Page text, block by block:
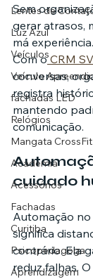
Lentes de
Luz Azul
Veículos
Veículo
fachadas LED
Relógios
Mangata CrossFit
Academia
Acessórios
Fachadas
Curitiba
Psicopedagoga
Aprendizagem
Sem
gerar atrasos,
má experiência.
Com o CRM
conversas,
registra
mantendo
comunicação.
cuidado
Automação
significa
contrário. Ela
reduz falhas. O